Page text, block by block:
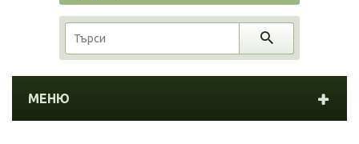
МЕНЮ